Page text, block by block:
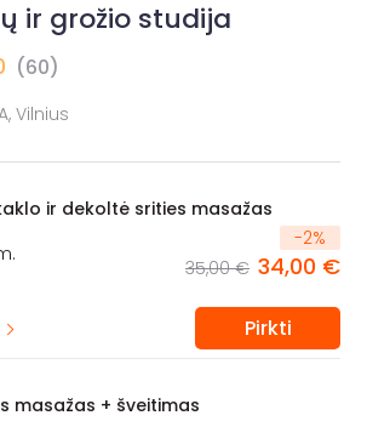
ir grožio studija
(60)
Vilnius
ir dekoltė srities masažas
-2%
35,00 € 34,00 €
Pirkti
masažas + šveitimas